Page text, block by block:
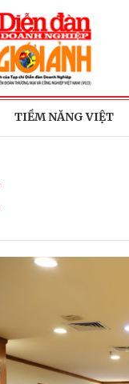
TIỀM NĂNG VIỆT